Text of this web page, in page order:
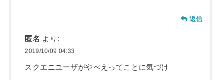
返信
匿名 より:
2019/10/09 04:33
スクエニユーザがやべえってことに気づけ